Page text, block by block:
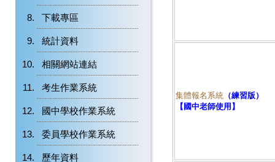
下載專區
統計資料
相關網站連結
考生作業系統
國中學校作業系統
委員學校作業系統
歷年資料
集體報名系統（練習版）
【國中老師使用】